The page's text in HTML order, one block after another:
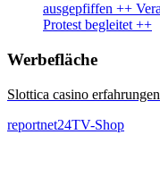
ausgepfiffen ++
Protest begleitet ++
Werbefläche
Slottica casino erfahrungen
reportnet24TV-Shop